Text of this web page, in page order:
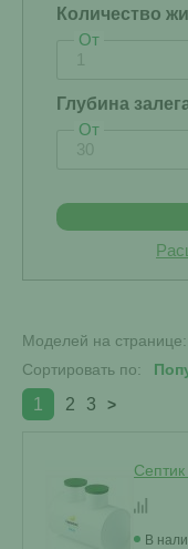
Количество
От
Глубина
От
Моделей на странице:
Сортировать по:
1 2 3 >
В